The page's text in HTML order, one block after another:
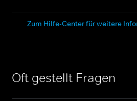
Zum Hilfe-Center für weitere
Oft gestellt Fragen